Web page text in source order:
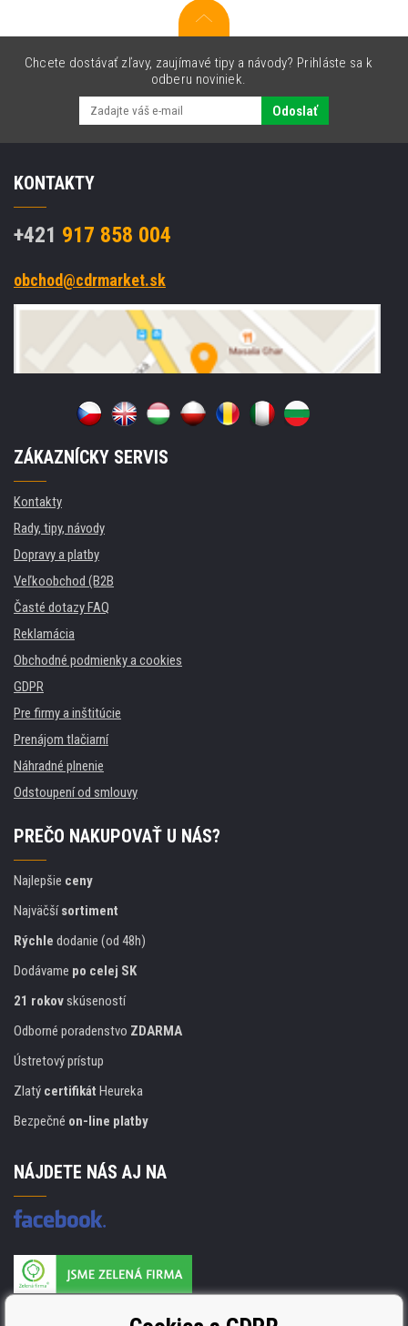
Chcete dostávať zľavy, zaujímavé tipy a návody? Prihláste sa k
odberu noviniek.
Odoslať
KONTAKTY
+421 917 858 004
obchod@cdrmarket.sk
ZÁKAZNÍCKY SERVIS
Kontakty
Rady, tipy, návody
Dopravy a platby
Veľkoobchod (B2B
Časté dotazy FAQ
Reklamácia
Obchodné podmienky a cookies
GDPR
Pre firmy a inštitúcie
Prenájom tlačiarní
Náhradné plnenie
Odstoupení od smlouvy
PREČO NAKUPOVAŤ U NÁS?
Najlepšie ceny
Najväčšísortiment
Rýchle dodanie (od 48h)
Dodávame po celej SK
21 rokovskúseností
Odborné poradenstvo ZDARMA
Ústretový prístup
Zlatý certifikát Heureka
Bezpečné on-line platby
NÁJDETE NÁS AJ NA